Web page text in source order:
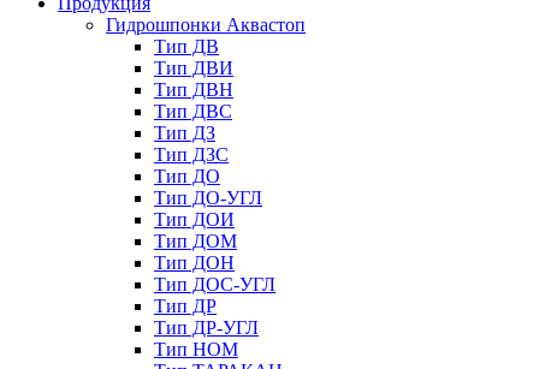
Гидрошпонки Аквастоп
Тип ДВ
Тип ДВИ
Тип ДВН
Тип ДВС
Тип ДЗ
Тип ДЗС
Тип ДО
Тип ДО-УГЛ
Тип ДОИ
Тип ДОМ
Тип ДОН
Тип ДОС-УГЛ
Тип ДР
Тип ДР-УГЛ
Тип НОМ